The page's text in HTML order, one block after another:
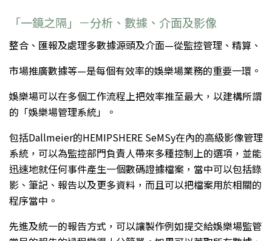
「一鏡之隔」－分析、數據、介面及影像
整合、匯報及處理多數據源頭及介面—從監控管理、精算、
市場推廣數據等—是每個有效率的娛樂場業務的重要一環。
娛樂場可以在多個工作流程上把效率推至最大，以建構所謂
的「娛樂場管理系統」。
包括Dallmeier的HEMIPSHERE SeMSy在內的高級影像管理
系統，可以為監控部門負責人帶來多種控制上的選項，並能
迅速地就任何事件產生一個數碼證據檔案，當中可以包括錄
影、筆記、報告以及更多資料，而且可以把檔案用於相關的
程序當中。
先進及統一的報告方式，可以讓製作例如提交給娛樂場監管